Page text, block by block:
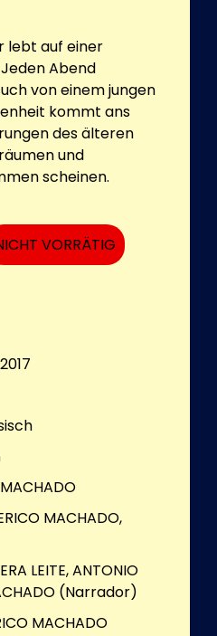
lebt auf einer
Abend
von einem jungen
kommt ans
des älteren
und
scheinen.
VORRÄTIG
2017
MACHADO,
LEITE, ANTONIO
(Narrador)
MACHADO